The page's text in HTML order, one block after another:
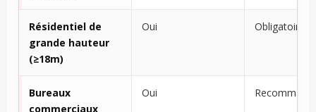
Résidentiel de
grande hauteur
(≥18m)
Oui Obligatoire
Bureaux
commerciaux
Oui